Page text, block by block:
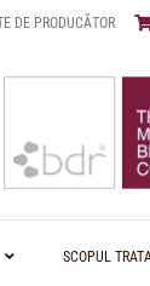
DE PRODUCĂTOR
SCOPUL